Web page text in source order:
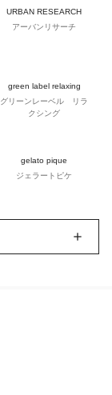
URBAN RESEARCH
アーバンリサーチ
green label relaxing
グリーンレーベル リラ
クシング
gelato pique
ジェラートピケ